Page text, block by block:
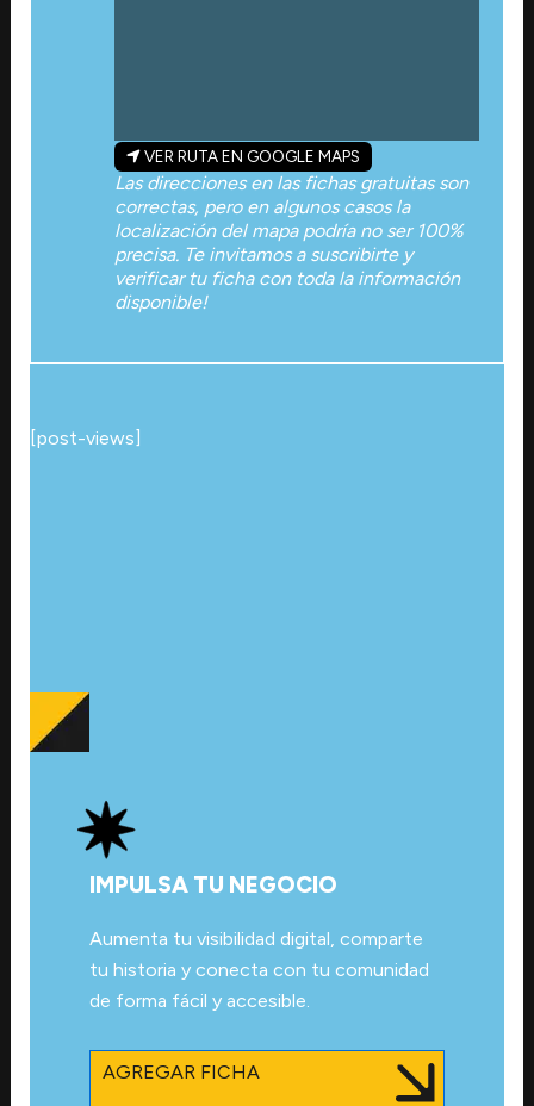
VER RUTA EN GOOGLE MAPS
Las direcciones en las fichas gratuitas son
correctas, pero en algunos casos la
localización del mapa podría no ser 100%
precisa. Te invitamos a suscribirte y
verificar tu ficha con toda la información
disponible!
[post-views]
IMPULSA TU NEGOCIO
Aumenta tu visibilidad digital, comparte
tu historia y conecta con tu comunidad
de forma fácil y accesible.
AGREGAR FICHA